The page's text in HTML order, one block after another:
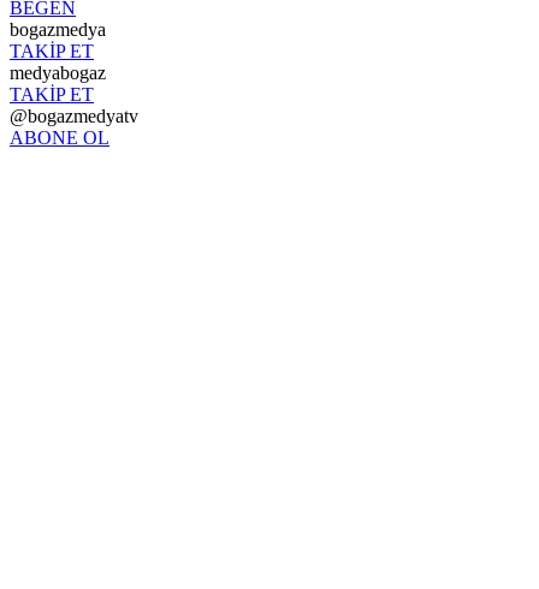
BEĞEN
bogazmedya
TAKİP ET
medyabogaz
TAKİP ET
@bogazmedyatv
ABONE OL